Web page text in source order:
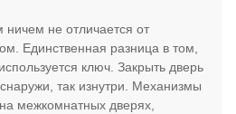
не отличается от
Единственная разница в том,
ключ. Закрыть дверь
так изнутри. Механизмы
межкомнатных дверях,